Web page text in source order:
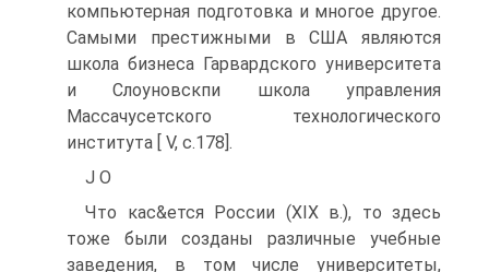
компьютерная подготовка и многое другое.
Самыми престижными в США являются
школа бизнеса Гарвардского университета
и Слоуновскпи школа управления
Массачусетского технологического
института [ V, с.178].
J О
Что кас&ется России (XIX в.), то здесь
тоже были созданы различные учебные
заведения, в том числе университеты,